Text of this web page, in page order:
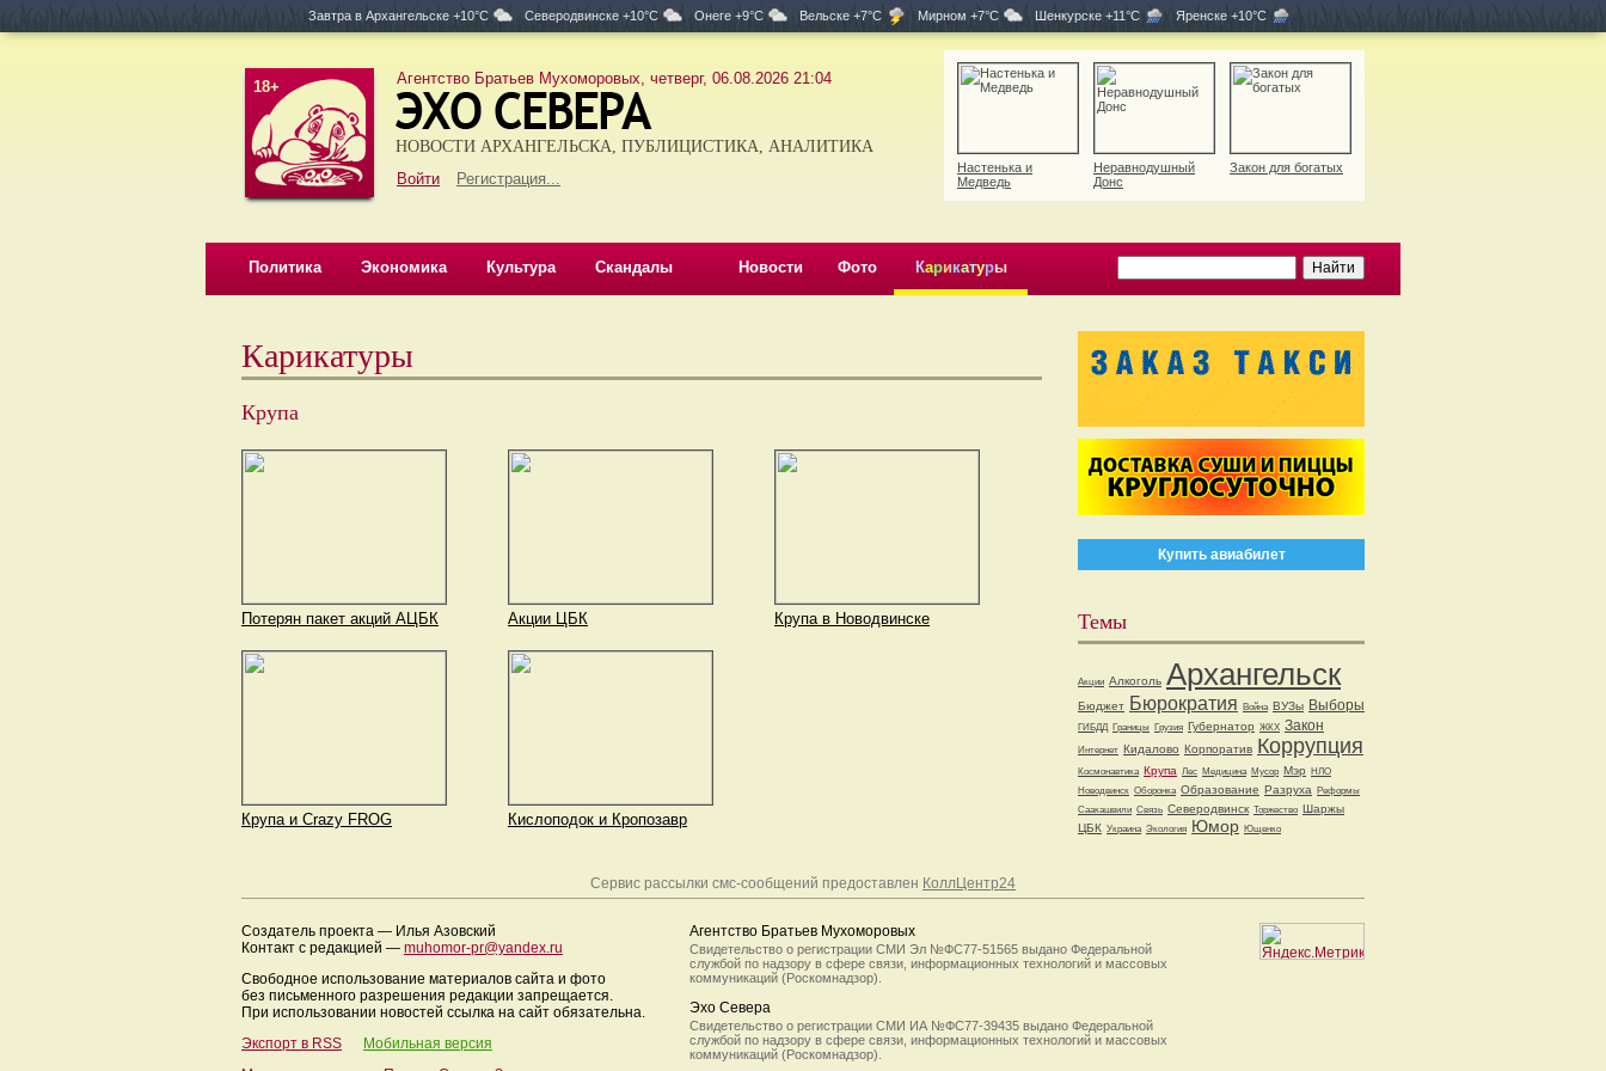
Завтра в Архангельске +10°C Северодвинске +10°C Онеге +9°C Вельске +7°C Мирном +7°C Шенкурске +11°C Яренске +10°C
18+ Агентство Братьев Мухоморовых, четверг, 06.08.2026 21:04
Войти Регистрация...
НОВОСТИ АРХАНГЕЛЬСКА, ПУБЛИЦИСТИКА, АНАЛИТИКА
Настенька и
Медведь
Неравнодушный
Донс
Закон для богатых
Политика Экономика Культура Скандалы Новости Фото Карикатуры
Карикатуры
Крупа
Потерян пакет акций АЦБК Акции ЦБК Крупа в Новодвинске
Крупа и Crazy FROG Кислоподок и Кропозавр
Купить авиабилет
Темы
Акции Алкоголь Архангельск
Бюджет Бюрократия Война ВУЗы Выборы
ГИБДД Границы Грузия Губернатор ЖКХ Закон
Интернет Кидалово Корпоратив Коррупция
Космонавтика Крупа Лес Медицина Мусор Мэр
НЛО
Новодвинск Оборонка Образование Разруха
Реформы
Саакашвили Связь Северодвинск Торжество Шаржы
ЦБК Украина Экология Юмор Ющенко
Сервис рассылки смс-сообщений предоставлен КоллЦентр24
Создатель проекта — Илья Азовский
Контакт с редакцией — muhomor-pr@yandex.ru
Свободное использование материалов сайта и фото
без письменного разрешения редакции запрещается.
При использовании новостей ссылка на сайт обязательна.
Экспорт в RSS
Мобильная версия
Агентство Братьев Мухоморовых
Свидетельство о регистрации СМИ Эл №ФС77-51565 выдано Федеральной
службой по надзору в сфере связи, информационных технологий и массовых
коммуникаций (Роскомнадзор).
Эхо Севера
Свидетельство о регистрации СМИ ИА №ФС77-39435 выдано Федеральной
службой по надзору в сфере связи, информационных технологий и массовых
коммуникаций (Роскомнадзор).